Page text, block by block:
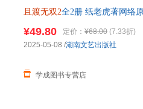
且渡无双2全2册 纸老虎著网络
¥49.80 定价： ¥68.00 (7.33折)
学成图书专营店
2025-05-08 /湖南文艺出版社